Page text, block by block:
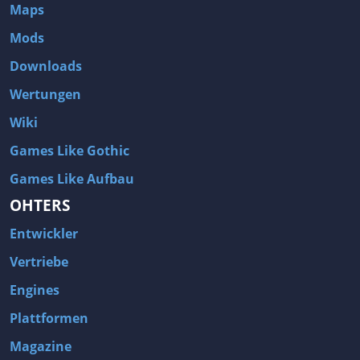
Maps
Mods
Downloads
Wertungen
Wiki
Games Like Gothic
Games Like Aufbau
OHTERS
Entwickler
Vertriebe
Engines
Plattformen
Magazine